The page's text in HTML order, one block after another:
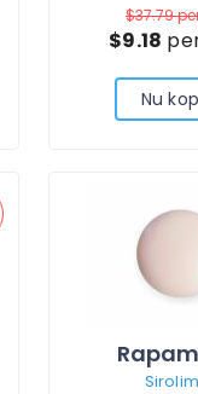
$37.79
$9.18
Nu